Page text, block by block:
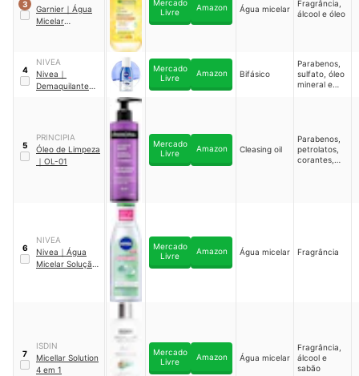
3
Garnier ｜ Água
Micelar
Mercado
Livre
Amazon Água micelar
Fragrância,
álcool e óleo
4
NIVEA
Nivea ｜
Demaquilante
Mercado
Livre
Amazon Bifásico
Parabenos,
sulfato, óleo
mineral e
5
PRINCIPIA
Óleo de Limpeza
｜ OL-01
Mercado
Livre
Amazon Cleasing oil
Parabenos,
petrolatos,
corantes,
6
NIVEA
Nivea ｜ Água
Micelar Solução
Mercado
Livre
Amazon Água micelar Fragrância
7
ISDIN
Micellar Solution
4 em 1
Mercado
Livre
Amazon Água micelar
Fragrância,
álcool e
sabão